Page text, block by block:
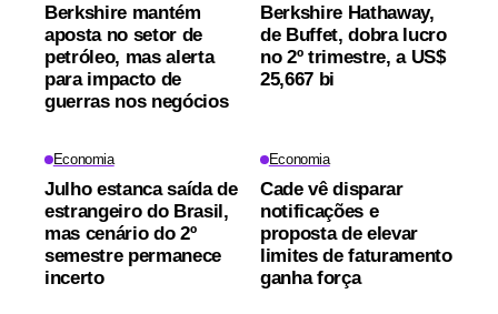
Berkshire mantém
aposta no setor de
petróleo, mas alerta
para impacto de
guerras nos negócios
Berkshire Hathaway,
de Buffet, dobra lucro
no 2º trimestre, a US$
25,667 bi
Economia
Julho estanca saída de
estrangeiro do Brasil,
mas cenário do 2º
semestre permanece
incerto
Economia
Cade vê disparar
notificações e
proposta de elevar
limites de faturamento
ganha força